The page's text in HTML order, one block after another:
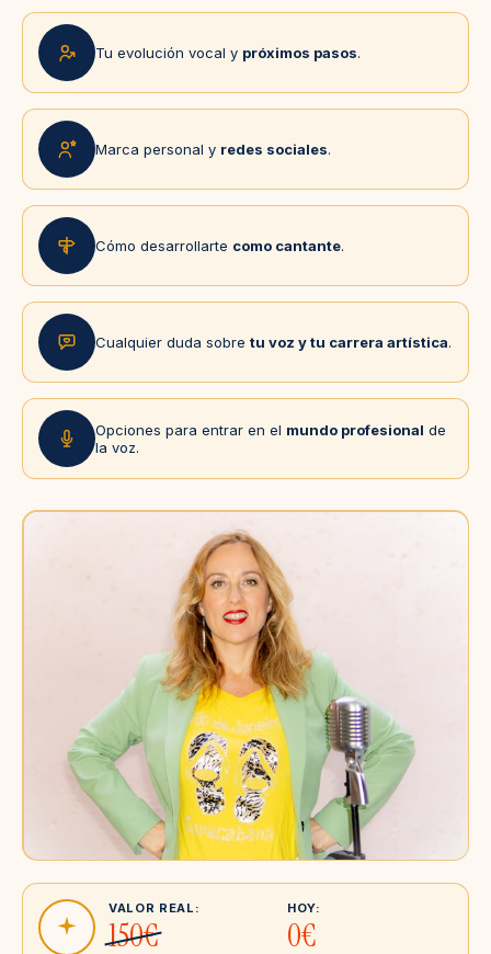
Tu evolución vocal y próximos pasos.
Marca personal y redes sociales.
Cómo desarrollarte como cantante.
Cualquier duda sobre tu voz y tu carrera artística.
Opciones para entrar en el mundo profesional de
la voz.
VALOR REAL:
150€
HOY:
0€